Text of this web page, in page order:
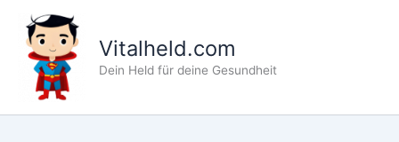
Inhalt
springen
Vitalheld.com
Dein Held für deine Gesundheit